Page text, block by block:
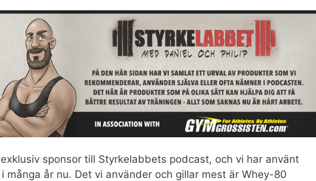
sponsor till Styrkelabbets podcast, och vi har använt
många år nu. Det vi använder och gillar mest är Whey-80